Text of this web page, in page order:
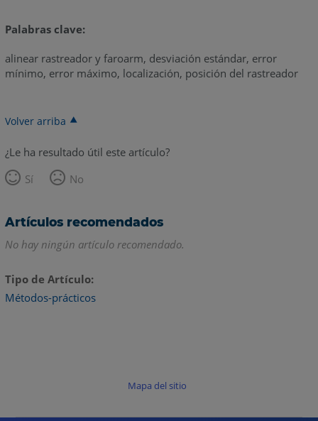
Palabras clave:
alinear rastreador y faroarm, desviación estándar, error
mínimo, error máximo, localización, posición del rastreador
Volver arriba
¿Le ha resultado útil este artículo?
Sí
No
Artículos recomendados
No hay ningún artículo recomendado.
Tipo de Artículo
Métodos-prácticos
Mapa del sitio